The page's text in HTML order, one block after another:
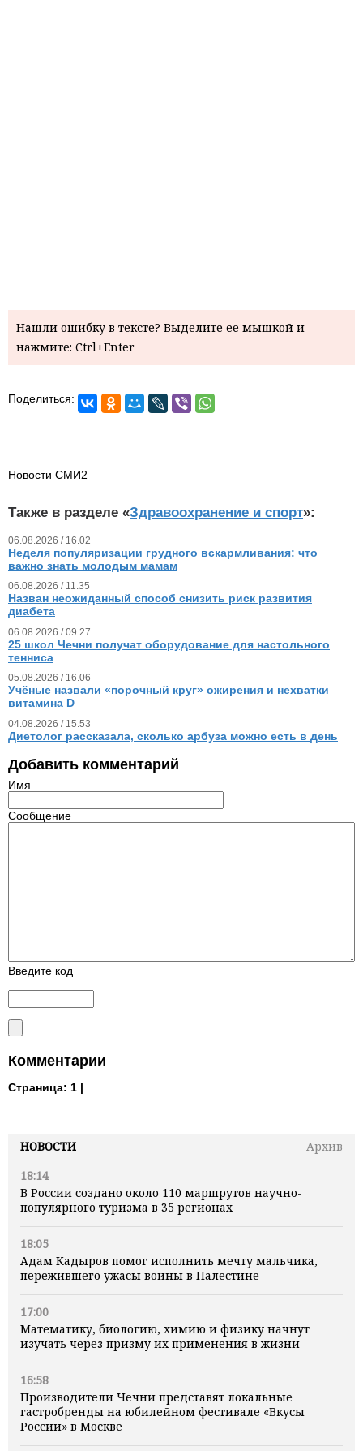
НОВОСТИ
Архив
18:14
В России создано около 110 маршрутов научно-
популярного туризма в 35 регионах
18:05
Адам Кадыров помог исполнить мечту мальчика,
пережившего ужасы войны в Палестине
17:00
Математику, биологию, химию и физику начнут
изучать через призму их применения в жизни
16:58
Производители Чечни представят локальные
гастробренды на юбилейном фестивале «Вкусы
России» в Москве
Нашли ошибку в тексте? Выделите ее мышкой и
нажмите: Ctrl+Enter
Поделиться:
Новости СМИ2
Также в разделе «Здравоохранение и спорт»:
06.08.2026 / 16.02
Неделя популяризации грудного вскармливания: что
важно знать молодым мамам
06.08.2026 / 11.35
Назван неожиданный способ снизить риск развития
диабета
06.08.2026 / 09.27
25 школ Чечни получат оборудование для настольного
тенниса
05.08.2026 / 16.06
Учёные назвали «порочный круг» ожирения и нехватки
витамина D
04.08.2026 / 15.53
Диетолог рассказала, сколько арбуза можно есть в день
Добавить комментарий
Имя
Сообщение
Введите код
Комментарии
Страница: 1 |